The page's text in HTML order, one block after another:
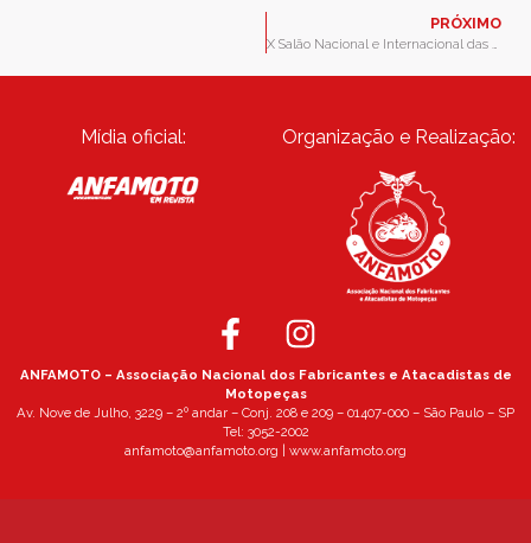
PRÓXIMO
X Salão Nacional e Internacional das Motopeças agita mercado motociclístico
Mídia oficial: Organização e Realização:
ANFAMOTO – Associação Nacional dos Fabricantes e Atacadistas de
Motopeças
Av. Nove de Julho, 3229 – 2º andar – Conj. 208 e 209 – 01407-000 – São Paulo – SP
Tel: 3052-2002
anfamoto@anfamoto.org | www.anfamoto.org